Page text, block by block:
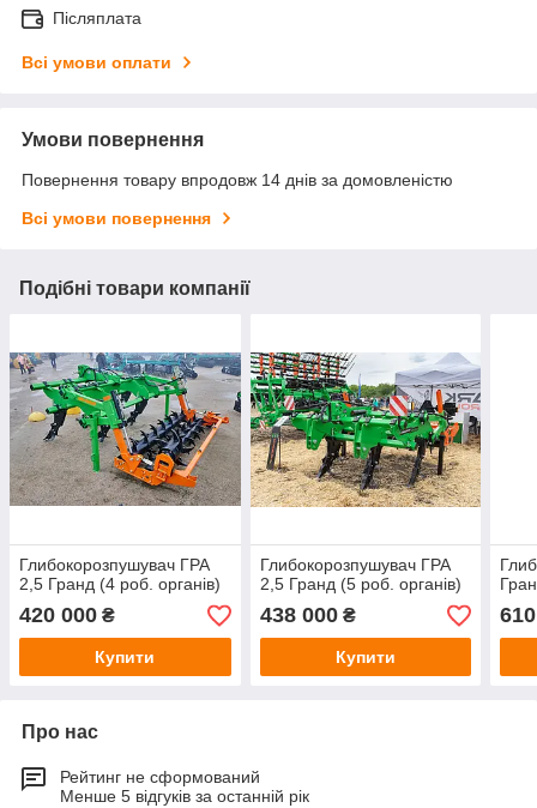
Післяплата
Всі умови оплати
Умови повернення
Повернення товару впродовж 14 днів за домовленістю
Всі умови повернення
Подібні товари компанії
Глибокорозпушувач ГРА
2,5 Гранд (4 роб. органів)
420 000 ₴
Купити
Глибокорозпушувач ГРА
2,5 Гранд (5 роб. органів)
438 000₴
Купити
Про нас
Рейтинг не сформований
Менше 5 відгуків за останній рік